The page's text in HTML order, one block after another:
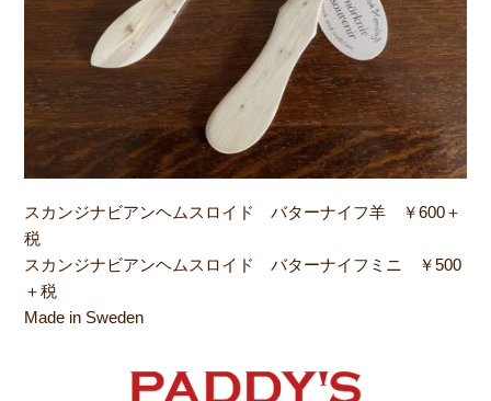
スカンジナビアンヘムスロイド バターナイフ羊 ￥600＋
税
スカンジナビアンヘムスロイド バターナイフミニ ￥500
＋税
Made in Sweden